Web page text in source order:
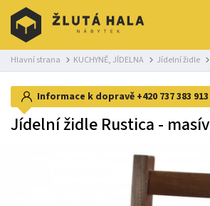
Hlavní strana KUCHYNĚ, JÍDELNA Jídelní židle
Informace k dopravě +420 737 383 913
Jídelní židle Rustica - masív